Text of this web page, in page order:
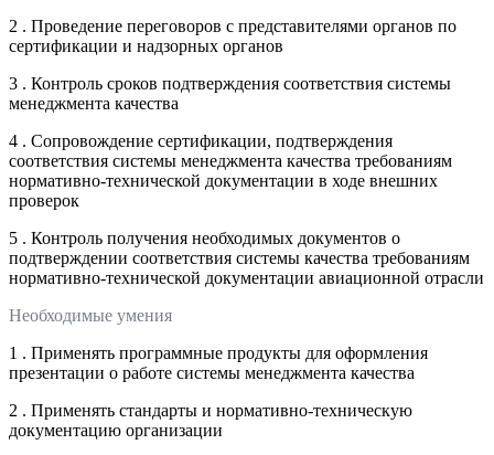
2 . Проведение переговоров с представителями органов по
сертификации и надзорных органов
3 . Контроль сроков подтверждения соответствия системы
менеджмента качества
4 . Сопровождение сертификации, подтверждения
соответствия системы менеджмента качества требованиям
нормативно-технической документации в ходе внешних
проверок
5 . Контроль получения необходимых документов о
подтверждении соответствия системы качества требованиям
нормативно-технической документации авиационной отрасли
Необходимые умения
1 . Применять программные продукты для оформления
презентации о работе системы менеджмента качества
2 . Применять стандарты и нормативно-техническую
документацию организации